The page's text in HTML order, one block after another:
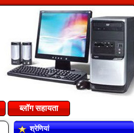
ब्लॉग सहायता
श्रेणियां